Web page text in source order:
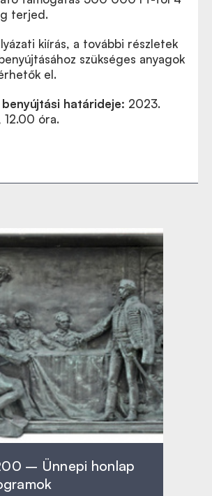
terjed.
kiírás, a további részletek
szükséges anyagok
el.
határideje: 2023.
12.00 óra.
– Ünnepi honlap